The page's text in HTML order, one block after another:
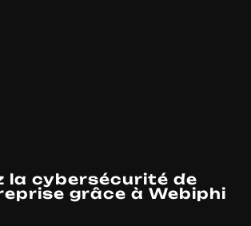
la cybersécurité de
grâce à Webiphi